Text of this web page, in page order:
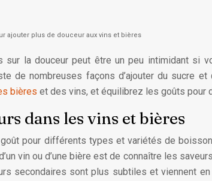
ajouter plus de douceur aux vins et bières
la douceur peut être un peu intimidant si
de nombreuses façons d’ajouter du sucre
bières et des vins, et équilibrez les goûts pour
dans les vins et bières
pour différents types et variétés de
vin ou d’une bière est de connaître les
secondaires sont plus subtiles et viennent